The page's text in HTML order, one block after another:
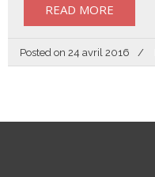
READ MORE
Posted on 24 avril 2016